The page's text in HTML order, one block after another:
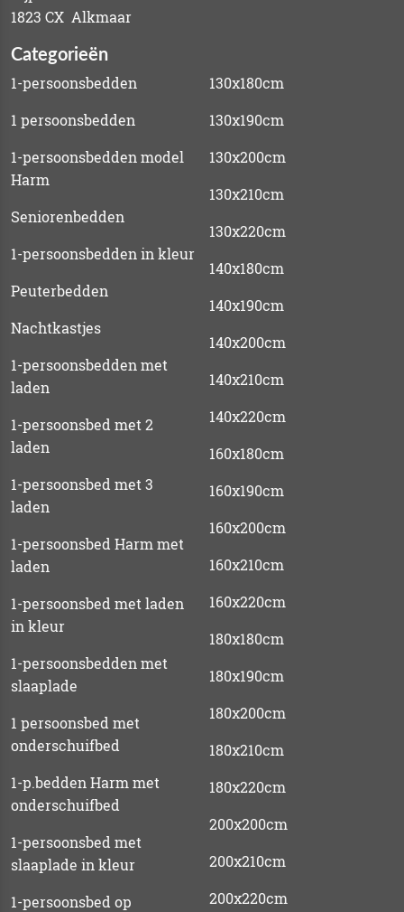
1823 CX Alkmaar
Categorieën
1-persoonsbedden
1 persoonsbedden
1-persoonsbedden model
Harm
Seniorenbedden
1-persoonsbedden in kleur
Peuterbedden
Nachtkastjes
1-persoonsbedden met
laden
1-persoonsbed met 2
laden
1-persoonsbed met 3
laden
1-persoonsbed Harm met
laden
1-persoonsbed met laden
in kleur
1-persoonsbedden met
slaaplade
1 persoonsbed met
onderschuifbed
1-p.bedden Harm met
onderschuifbed
1-persoonsbed met
slaaplade in kleur
1-persoonsbed op
130x180cm
130x190cm
130x200cm
130x210cm
130x220cm
140x180cm
140x190cm
140x200cm
140x210cm
140x220cm
160x180cm
160x190cm
160x200cm
160x210cm
160x220cm
180x180cm
180x190cm
180x200cm
180x210cm
180x220cm
200x200cm
200x210cm
200x220cm